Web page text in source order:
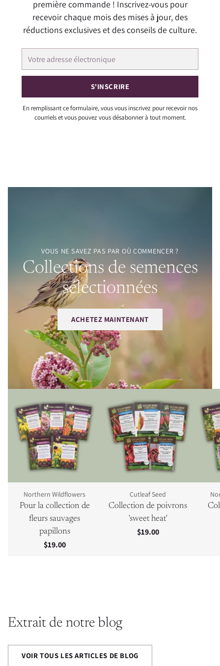
première commande ! Inscrivez-vous pour
recevoir chaque mois des mises à jour, des
réductions exclusives et des conseils de culture.
adresse
électronique
S'INSCRIRE
En remplissant ce formulaire, vous vous inscrivez pour recevoir nos
courriels et vous pouvez vous désabonner à tout moment.
VOUS NE SAVEZ PAS PAR OÙ COMMENCER ?
Collections de semences
sélectionnées
ACHETEZ MAINTENANT
Northern Wildflowers
Pour la collection de
fleurs sauvages
papillons
$19.00
Cutleaf Seed
Collection de poivrons
'sweet heat'
$19.00
Extrait de notre blog
VOIR TOUS LES ARTICLES DE BLOG